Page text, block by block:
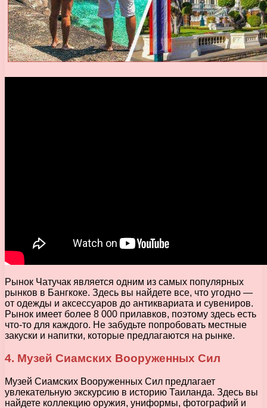
Рынок Чатучак является одним из самых популярных
рынков в Бангкоке. Здесь вы найдете все, что угодно —
от одежды и аксессуаров до антиквариата и сувениров.
Рынок имеет более 8 000 прилавков, поэтому здесь есть
что-то для каждого. Не забудьте попробовать местные
закуски и напитки, которые предлагаются на рынке.
4. Музей Сиамских Вооруженных Сил
Музей Сиамских Вооруженных Сил предлагает
увлекательную экскурсию в историю Таиланда. Здесь вы
найдете коллекцию оружия, униформы, фотографий и